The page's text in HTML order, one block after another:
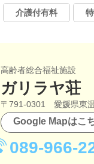
介護付有料
高齢者総合福祉施設
ガリラヤ荘
〒791-0301 愛媛県東
Google Mapはこ
089-966-